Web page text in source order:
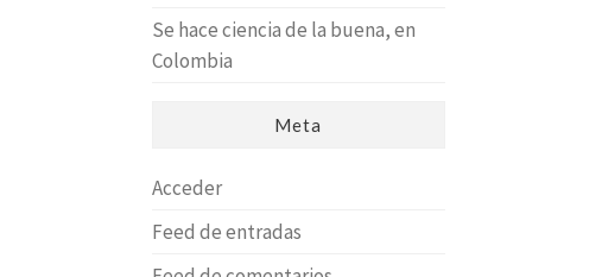
Se hace ciencia de la buena, en
Colombia
Meta
Acceder
Feed de entradas